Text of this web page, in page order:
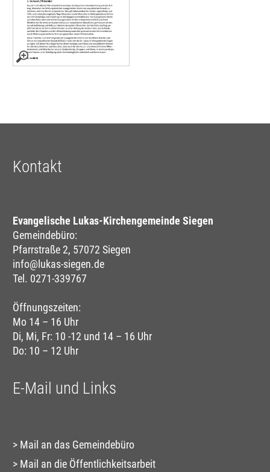
Kontakt
Evangelische Lukas-Kirchengemeinde Siegen
Gemeindebüro:
Pfarrstraße 2, 57072 Siegen
info@lukas-siegen.de
Tel. 0271-339767
Öffnungszeiten:
Mo 14 – 16 Uhr
Di, Mi, Fr: 10 -12 und 14 – 16 Uhr
Do: 10 – 12 Uhr
E-Mail und Links
Mail an das Gemeindebüro
Mail an die Öffentlichkeitsarbeit